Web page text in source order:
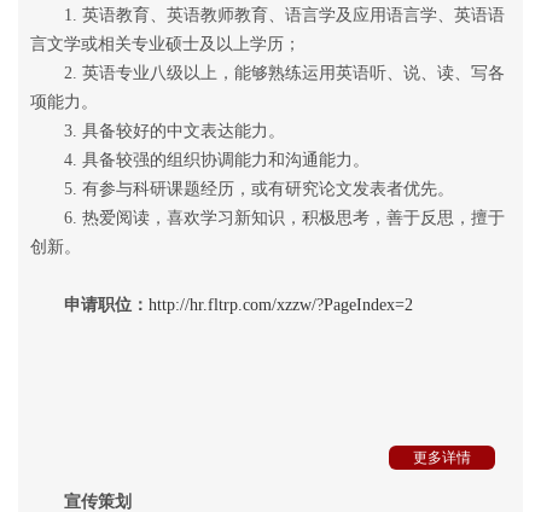
1. 英语教育、英语教师教育、语言学及应用语言学、英语语
言文学或相关专业硕士及以上学历；
2. 英语专业八级以上，能够熟练运用英语听、说、读、写各
项能力。
3. 具备较好的中文表达能力。
4. 具备较强的组织协调能力和沟通能力。
5. 有参与科研课题经历，或有研究论文发表者优先。
6. 热爱阅读，喜欢学习新知识，积极思考，善于反思，擅于
创新。
申请职位： http://hr.fltrp.com/xzzw/?PageIndex=2
更多详情
宣传策划